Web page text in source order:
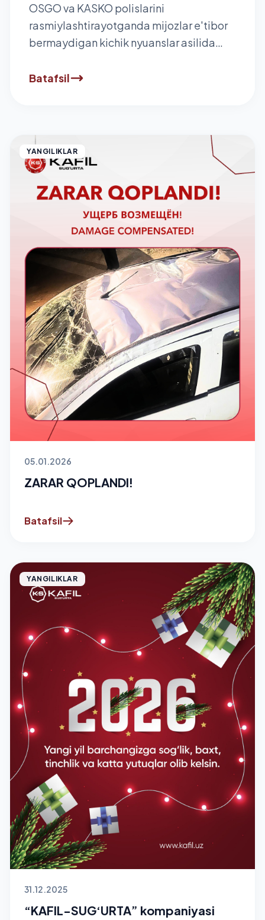
OSGO va KASKO polislarini
rasmiylashtirayotganda mijozlar e'tibor
bermaydigan kichik nyuanslar asilida
muammolarga olib kelishi mumkin?
Batafsil
YANGILIKLAR
05.01.2026
ZARAR QOPLANDI!
Batafsil
YANGILIKLAR
31.12.2025
“KAFIL-SUG‘URTA” kompaniyasi